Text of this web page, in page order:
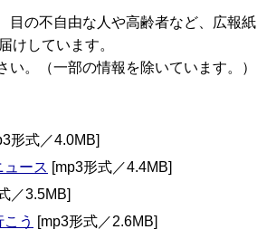
目の不自由な人や高齢者など、広報紙
けしています。
。（一部の情報を除いています。）
形式／4.0MB]
ュース [mp3形式／4.4MB]
／3.5MB]
う [mp3形式／2.6MB]